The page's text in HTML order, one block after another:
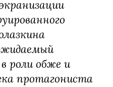
в 20 зачиты­
— «Ангелы и
в топ книг-
читаю
Манна по
Евгения